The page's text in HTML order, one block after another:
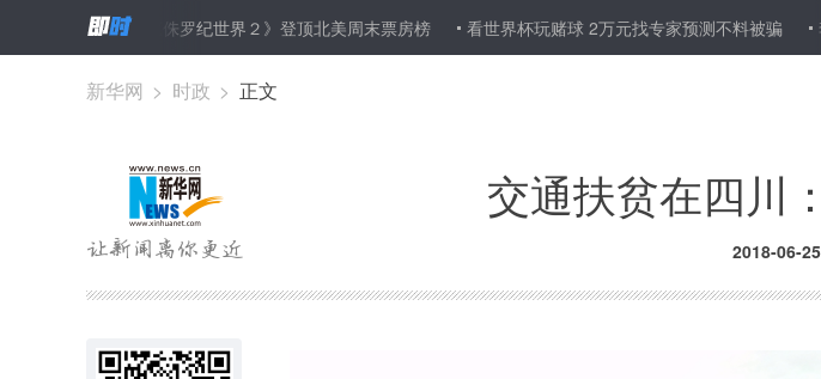
《侏罗纪世界２》登顶北美周末票房榜 看世界杯玩赌球 2万元找专家预测不料被骗 李鸣珂：
新华网 > 时政 > 正文
交通扶贫在四川
2018-06-